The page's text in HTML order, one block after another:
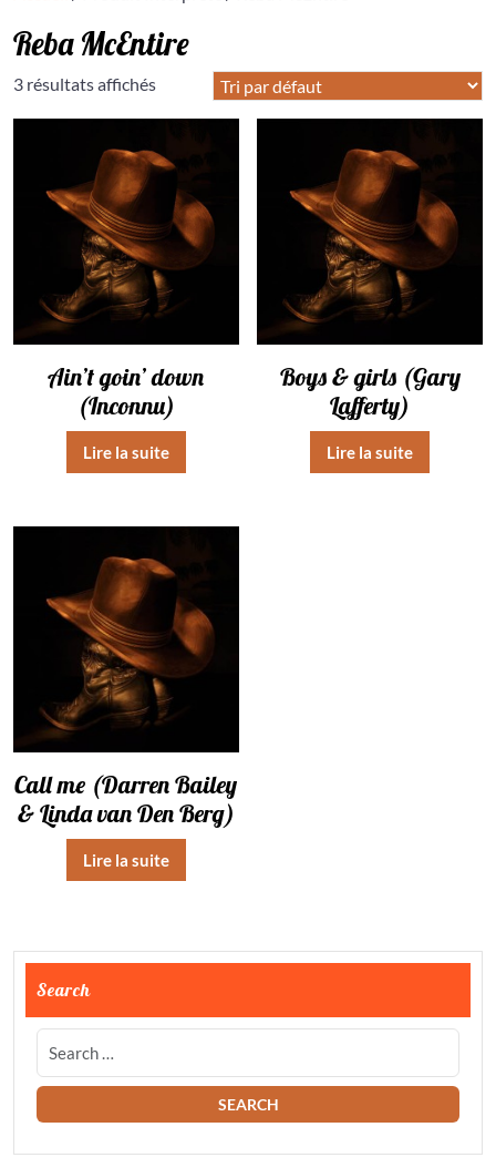
Reba McEntire
3 résultats affichés
Ain’t goin’ down
(Inconnu)
Lire la suite
Boys & girls (Gary
Lafferty)
Lire la suite
Call me (Darren Bailey
& Linda van Den Berg)
Lire la suite
Search